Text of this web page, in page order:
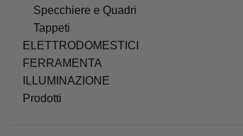
Specchiere e Quadri
Tappeti
ELETTRODOMESTICI
FERRAMENTA
ILLUMINAZIONE
Prodotti